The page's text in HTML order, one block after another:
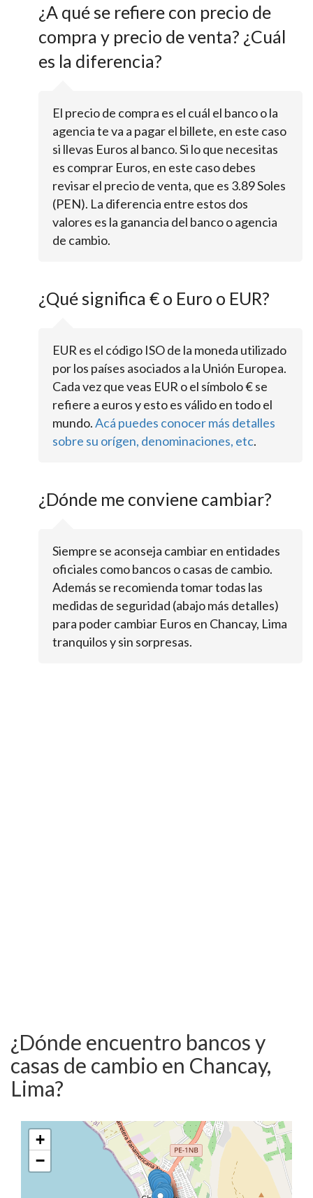
¿A qué se refiere con precio de
compra y precio de venta? ¿Cuál
es la diferencia?
El precio de compra es el cuál el banco o la
agencia te va a pagar el billete, en este caso
si llevas Euros al banco. Si lo que necesitas
es comprar Euros, en este caso debes
revisar el precio de venta, que es 3.89 Soles
(PEN). La diferencia entre estos dos
valores es la ganancia del banco o agencia
de cambio.
¿Qué significa € o Euro o EUR?
EUR es el código ISO de la moneda utilizado
por los países asociados a la Unión Europea.
Cada vez que veas EUR o el símbolo € se
refiere a euros y esto es válido en todo el
mundo.Acá puedes conocer más detalles
sobre su orígen, denominaciones, etc.
¿Dónde me conviene cambiar?
Siempre se aconseja cambiar en entidades
oficiales como bancos o casas de cambio.
Además se recomienda tomar todas las
medidas de seguridad (abajo más detalles)
para poder cambiar Euros en Chancay, Lima
tranquilos y sin sorpresas.
¿Dónde encuentro bancos y
casas de cambio en Chancay,
Lima?
+
−